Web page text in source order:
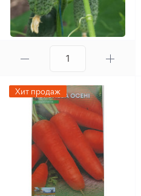
Хит продаж